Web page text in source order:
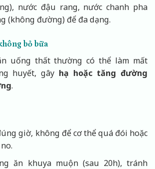
nước đậu rang, nước chanh pha
(không đường) để đa dạng.
bỏ bữa
uống thất thường có thể làm mất
huyết, gây hạ hoặc tăng đường
.
giờ, không để cơ thể quá đói hoặc
ăn khuya muộn (sau 20h), tránh